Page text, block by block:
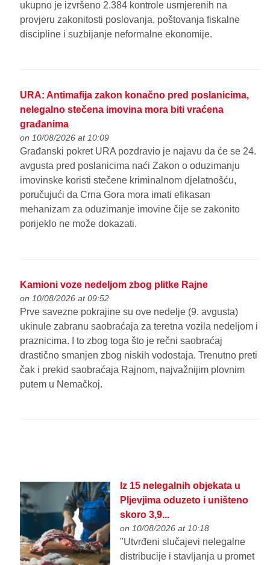
ukupno je izvršeno 2.384 kontrole usmjerenih na
provjeru zakonitosti poslovanja, poštovanja fiskalne
discipline i suzbijanje neformalne ekonomije.
URA: Antimafija zakon konačno pred poslanicima,
nelegalno stečena imovina mora biti vraćena
građanima
on 10/08/2026 at 10:09
Građanski pokret URA pozdravio je najavu da će se 24.
avgusta pred poslanicima naći Zakon o oduzimanju
imovinske koristi stečene kriminalnom djelatnošću,
poručujući da Crna Gora mora imati efikasan
mehanizam za oduzimanje imovine čije se zakonito
porijeklo ne može dokazati.
Kamioni voze nedeljom zbog plitke Rajne
on 10/08/2026 at 09:52
Prve savezne pokrajine su ove nedelje (9. avgusta)
ukinule zabranu saobraćaja za teretna vozila nedeljom i
praznicima. I to zbog toga što je rečni saobraćaj
drastično smanjen zbog niskih vodostaja. Trenutno preti
čak i prekid saobraćaja Rajnom, najvažnijim plovnim
putem u Nemačkoj.
Iz 15 nelegalnih objekata u
Pljevjima oduzeto i uništeno
skoro 3,9...
on 10/08/2026 at 10:18
"Utvrđeni slučajevi nelegalne
distribucije i stavljanja u promet